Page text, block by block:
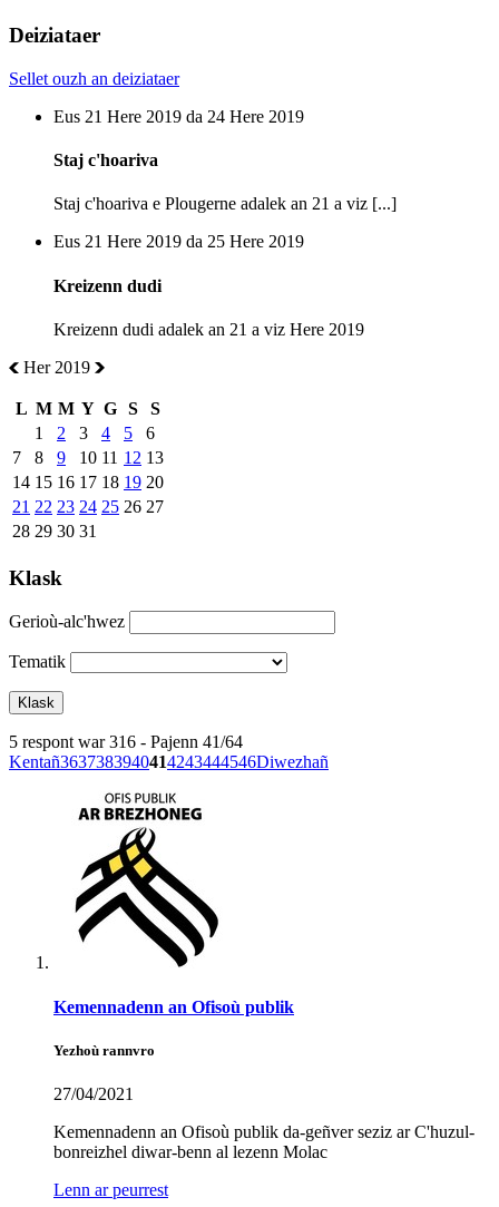
Deiziataer
Sellet ouzh an deiziataer
Eus 21 Here 2019 da 24 Here 2019
Staj c'hoariva
Staj c'hoariva e Plougerne adalek an 21 a viz [...]
Eus 21 Here 2019 da 25 Here 2019
Kreizenn dudi
Kreizenn dudi adalek an 21 a viz Here 2019
Her 2019
L M M Y G S
S
1
2 3 4 5
6
7
8 9 10 11 12 13
14 15 16 17 18 19 20
21 22 23 24 25 26 27
28 29 30 31
Klask
Gerioù-alc'hwez
Tematik
5 respont war 316 - Pajenn 41/64
Kentañ3637383940414243444546Diwezhañ
Kemennadenn an Ofisoù publik
Yezhoù rannvro
27/04/2021
Kemennadenn an Ofisoù publik da-geñver seziz ar C'huzul-
bonreizhel diwar-benn al lezenn Molac
Lenn ar peurrest